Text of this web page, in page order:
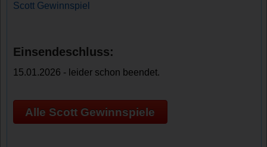
Scott Gewinnspiel
Einsendeschluss:
15.01.2026 - leider schon beendet.
Alle Scott Gewinnspiele